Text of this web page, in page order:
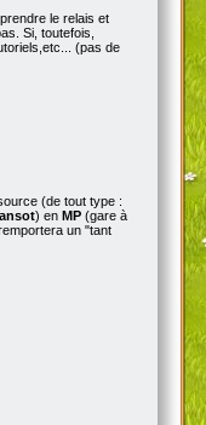
le relais et
Si, toutefois,
(pas de
(de tout type :
) en MP (gare à
un "tant